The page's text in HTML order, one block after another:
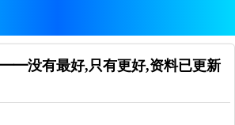
没有最好,只有更好,资料已更新